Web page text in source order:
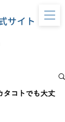
サイト
コトでも大丈